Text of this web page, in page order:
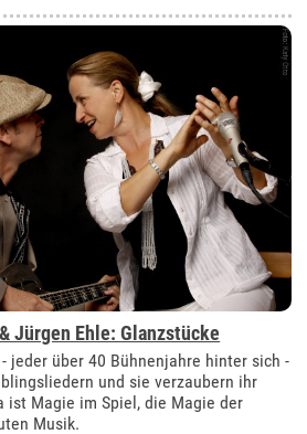
Jürgen Ehle: Glanzstücke
jeder über 40 Bühnenjahre hinter sich -
und sie verzaubern ihr
ist Magie im Spiel, die Magie der
Musik.